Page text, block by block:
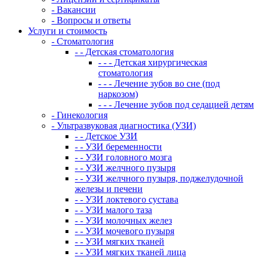
- Вакансии
- Вопросы и ответы
Услуги и стоимость
- Стоматология
- - Детская стоматология
- - - Детская хирургическая
стоматология
- - - Лечение зубов во сне (под
наркозом)
- - - Лечение зубов под седацией детям
- Гинекология
- Ультразвуковая диагностика (УЗИ)
- - Детское УЗИ
- - УЗИ беременности
- - УЗИ головного мозга
- - УЗИ желчного пузыря
- - УЗИ желчного пузыря, поджелудочной
железы и печени
- - УЗИ локтевого сустава
- - УЗИ малого таза
- - УЗИ молочных желез
- - УЗИ мочевого пузыря
- - УЗИ мягких тканей
- - УЗИ мягких тканей лица